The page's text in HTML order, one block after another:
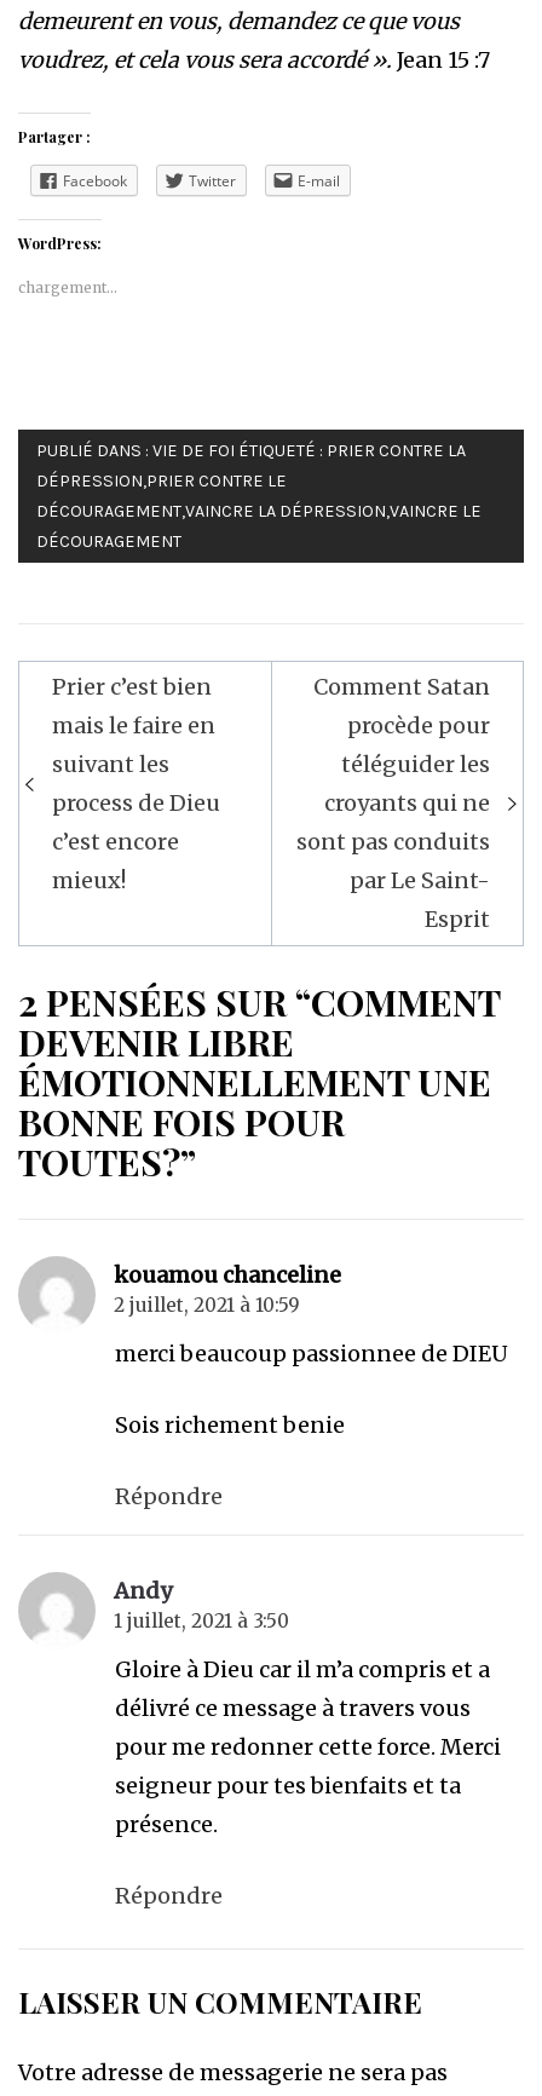
demeurent en vous, demandez ce que vous
voudrez, et cela vous sera accordé ». Jean 15 :7
Partager :
Facebook Twitter E-mail
WordPress:
chargement…
PUBLIÉ DANS : VIE DE FOI ÉTIQUETÉ : PRIER CONTRE LA
DÉPRESSION,PRIER CONTRE LE
DÉCOURAGEMENT,VAINCRE LA DÉPRESSION,VAINCRE LE
DÉCOURAGEMENT
Navigation
de
l’article
Prier c’est bien
mais le faire en
suivant les
process de Dieu
c’est encore
mieux!
Comment Satan
procède pour
téléguider les
croyants qui ne
sont pas conduits
par Le Saint-
Esprit
2 PENSÉES SUR “COMMENT
DEVENIR LIBRE
ÉMOTIONNELLEMENT UNE
BONNE FOIS POUR
TOUTES?”
kouamou chanceline
2 juillet, 2021 à 10:59
merci beaucoup passionnee de DIEU
Sois richement benie
Répondre
Andy
1 juillet, 2021 à 3:50
Gloire à Dieu car il m’a compris et a
délivré ce message à travers vous
pour me redonner cette force. Merci
seigneur pour tes bienfaits et ta
présence.
Répondre
LAISSER UN COMMENTAIRE
Votre adresse de messagerie ne sera pas